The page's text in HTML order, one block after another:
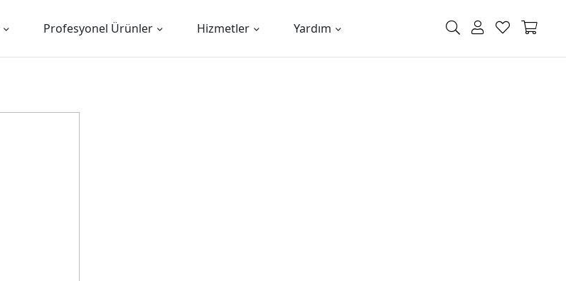
Profesyonel Ürünler Hizmetler Yardım